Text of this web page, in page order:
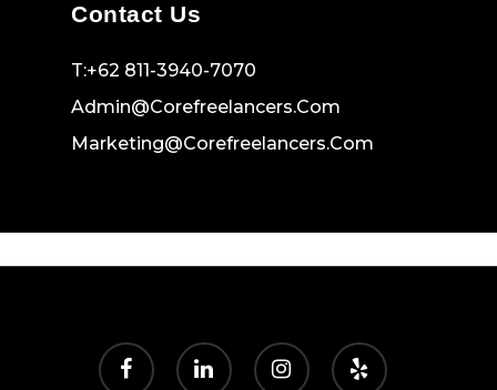
Contact Us
T:+62 811-3940-7070
Admin@corefreelancers.com
Marketing@corefreelancers.com
facebook linkedin instagram yelp